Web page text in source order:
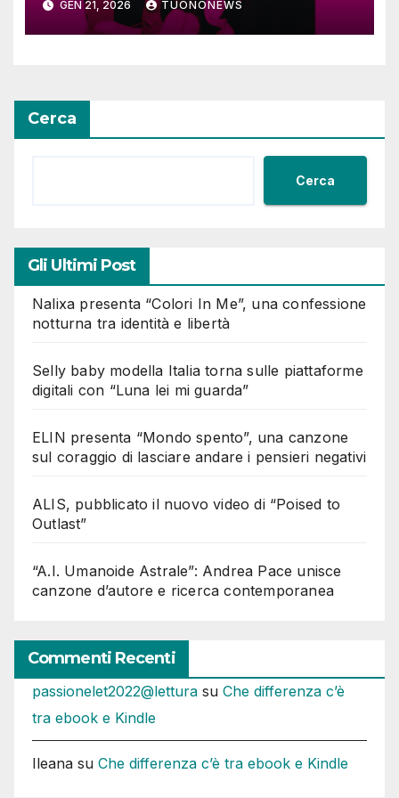
GEN 21, 2026 TUONONEWS
Cerca
Cerca
Gli Ultimi Post
Nalixa presenta “Colori In Me”, una confessione
notturna tra identità e libertà
Selly baby modella Italia torna sulle piattaforme
digitali con “Luna lei mi guarda”
ELIN presenta “Mondo spento”, una canzone
sul coraggio di lasciare andare i pensieri negativi
ALIS, pubblicato il nuovo video di “Poised to
Outlast”
“A.I. Umanoide Astrale”: Andrea Pace unisce
canzone d’autore e ricerca contemporanea
Commenti Recenti
passionelet2022@lettura su Che differenza c’è
tra ebook e Kindle
Ileana su Che differenza c’è tra ebook e Kindle